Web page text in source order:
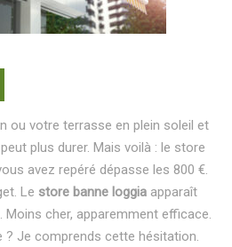
ou votre terrasse en plein soleil et
plus durer. Mais voilà : le store
avez repéré dépasse les 800 €.
Le store banne loggia apparaît
cher, apparemment efficace.
? Je comprends cette hésitation.